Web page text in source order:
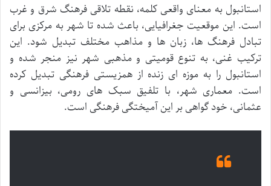
استانبول به معنای واقعی کلمه، نقطه تلاقی فرهنگ شرق و غرب
است. این موقعیت جغرافیایی، باعث شده تا شهر به مرکزی برای
تبادل فرهنگ ها، زبان ها و مذاهب مختلف تبدیل شود. این
ترکیب غنی، به تنوع قومیتی و مذهبی شهر نیز منجر شده و
استانبول را به موزه ای زنده از همزیستی فرهنگی تبدیل کرده
است. معماری شهر، با تلفیق سبک های رومی، بیزانسی و
عثمانی، خود گواهی بر این آمیختگی فرهنگی است.